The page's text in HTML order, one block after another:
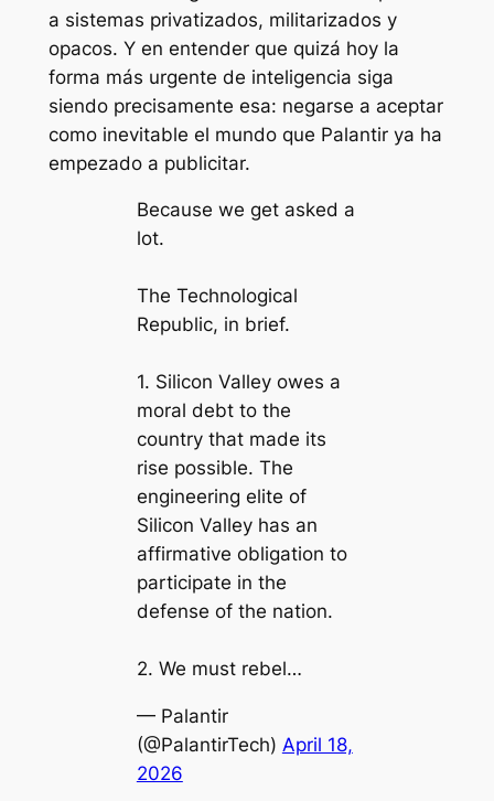
a sistemas privatizados, militarizados y
opacos. Y en entender que quizá hoy la
forma más urgente de inteligencia siga
siendo precisamente esa: negarse a aceptar
como inevitable el mundo que Palantir ya ha
empezado a publicitar.
Because we get asked a
lot.
The Technological
Republic, in brief.
1. Silicon Valley owes a
moral debt to the
country that made its
rise possible. The
engineering elite of
Silicon Valley has an
affirmative obligation to
participate in the
defense of the nation.
2. We must rebel…
— Palantir
(@PalantirTech) April 18,
2026